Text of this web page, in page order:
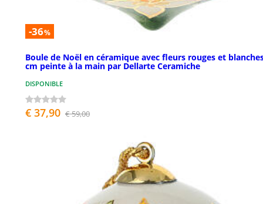
-36%
Boule de Noël en céramique avec fleurs rouges et
cm peinte à la main par Dellarte Ceramiche
DISPONIBLE
€ 37,90 € 59,00